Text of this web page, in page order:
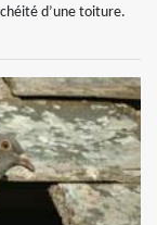
d’une toiture.